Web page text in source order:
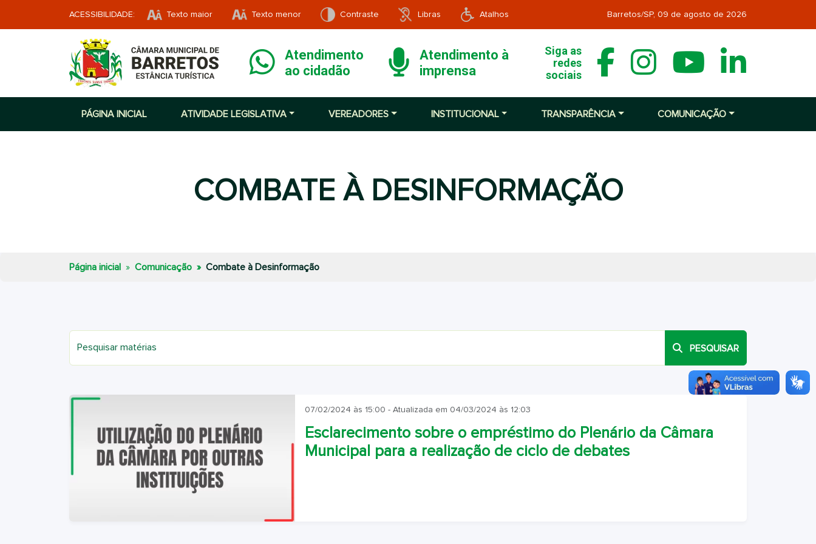
ACESSIBILIDADE: Texto maior Texto menor Contraste Libras Atalhos Barretos/SP, 09 de agosto de 2026
Atendimento
ao cidadão
Atendimento à
imprensa
Siga as
redes
sociais
PÁGINA INICIAL ATIVIDADE LEGISLATIVA VEREADORES INSTITUCIONAL TRANSPARÊNCIA COMUNICAÇÃO
COMBATE À DESINFORMAÇÃO
Página inicial Comunicação Combate à Desinformação
Pesquisar matérias PESQUISAR
07/02/2024 às 15:00 - Atualizada em 04/03/2024 às 12:03
Esclarecimento sobre o empréstimo do Plenário da Câmara
Municipal para a realização de ciclo de debates